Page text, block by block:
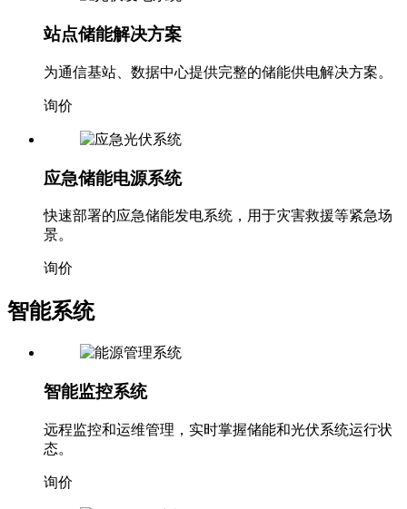
为通信基站、数据中心提供完整的储能供电解决方案。
询价
应急储能电源系统
快速部署的应急储能发电系统，用于灾害救援等紧急场
景。
询价
远程监控和运维管理，实时掌握储能和光伏系统运行状
态。
询价